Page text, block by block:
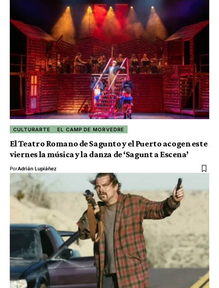
CULTURARTE EL CAMP DE MORVEDRE
El Teatro Romano de Sagunto y el Puerto acogen este
viernes la música y la danza de ‘Sagunt a Escena’
PorAdrián Lupiáñez